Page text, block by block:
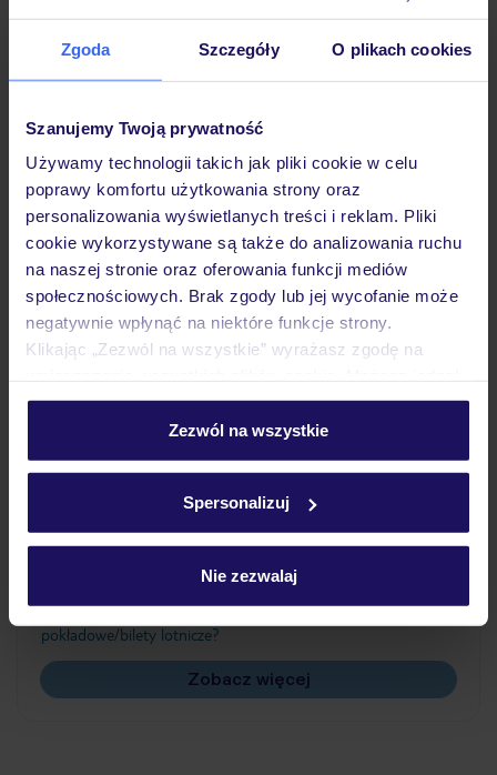
Zgoda Szczegóły O plikach cookies
Szanujemy Twoją prywatność
Używamy technologii takich jak pliki cookie w celu
poprawy komfortu użytkowania strony oraz
personalizowania wyświetlanych treści i reklam. Pliki
cookie wykorzystywane są także do analizowania ruchu
na naszej stronie oraz oferowania funkcji mediów
społecznościowych. Brak zgody lub jej wycofanie może
negatywnie wpłynąć na niektóre funkcje strony.
Klikając „Zezwól na wszystkie” wyrażasz zgodę na
personalizować swój wybór wchodząc w zakładkę
Szczegółowe informacje o plikach cookie znajdziesz
Zezwól na wszystkie
Spersonalizuj
Nie zezwalaj
Hotel
Pokoje
Wyżywienie
Atrakcje
Ważne informacje
Często zadawane pytania
Czy w Hotelu będzie przedstawiciel TUI?
pokładowe/bilety lotnicze?
Zobacz więcej